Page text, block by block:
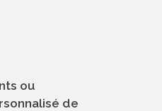
ou
de